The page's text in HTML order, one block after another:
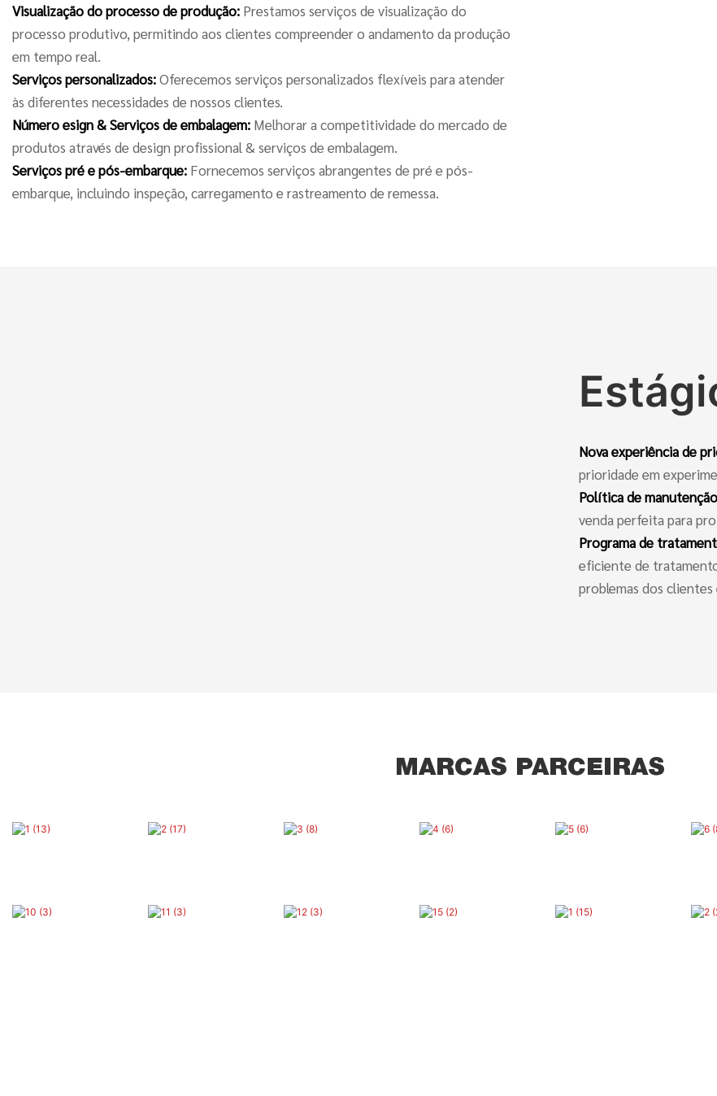
Visualização do processo de produção: Prestamos serviços de visualização do
processo produtivo, permitindo aos clientes compreender o andamento da produção
em tempo real.
Serviços personalizados:Oferecemos serviços personalizados flexíveis para atender
às diferentes necessidades de nossos clientes.
Número esign & Serviços de embalagem: Melhorar a competitividade do mercado de
produtos através de design profissional & serviços de embalagem.
Serviços pré e pós-embarque: Fornecemos serviços abrangentes de pré e pós-
embarque, incluindo inspeção, carregamento e rastreamento de remessa.
Nova experiência de
prioridade em
Política de
venda perfeita para
Programa de
eficiente de
problemas dos
MARCAS PARCEIRAS